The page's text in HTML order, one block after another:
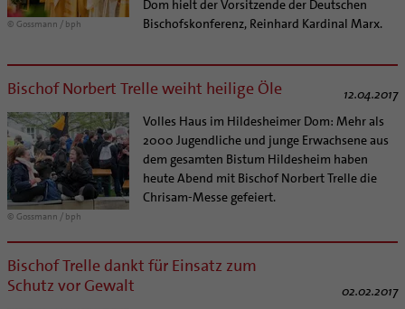
© Gossmann / bph
Dom hielt der Vorsitzende der Deutschen
Bischofskonferenz, Reinhard Kardinal Marx.
Bischof Norbert Trelle weiht heilige Öle 12.04.2017
© Gossmann / bph
Volles Haus im Hildesheimer Dom: Mehr als
2000 Jugendliche und junge Erwachsene aus
dem gesamten Bistum Hildesheim haben
heute Abend mit Bischof Norbert Trelle die
Chrisam-Messe gefeiert.
Bischof Trelle dankt für Einsatz zum
Schutz vor Gewalt
02.02.2017